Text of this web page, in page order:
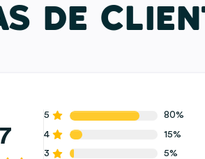
DE
5
80%
4
15%
3
5%